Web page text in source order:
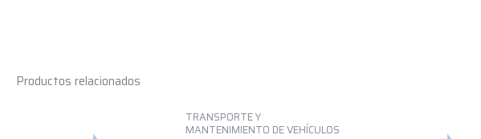
Productos relacionados
TRANSPORTE Y
MANTENIMIENTO DE VEHÍCULOS